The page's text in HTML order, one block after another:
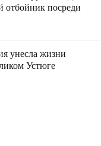
отбойник посреди
унесла жизни
Устюге